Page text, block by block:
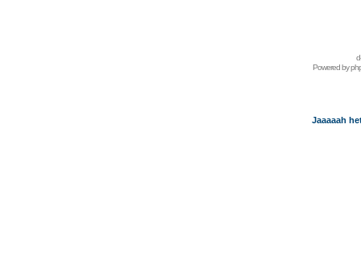
Powered by
Jaaaaah